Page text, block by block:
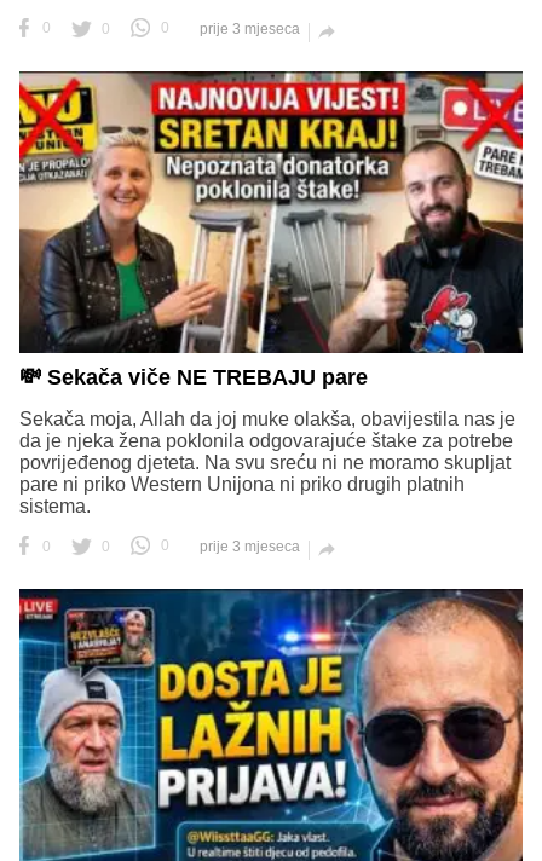
0 0 0 prije 3 mjeseca 
💸 Sekača viče NE TREBAJU pare
Sekača moja, Allah da joj muke olakša, obavijestila nas je
da je njeka žena poklonila odgovarajuće štake za potrebe
povrijeđenog djeteta. Na svu sreću ni ne moramo skupljat
pare ni priko Western Unijona ni priko drugih platnih
sistema.
0 0 0 prije 3 mjeseca 